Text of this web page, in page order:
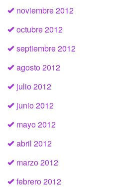
noviembre 2012
octubre 2012
septiembre 2012
agosto 2012
julio 2012
junio 2012
mayo 2012
abril 2012
marzo 2012
febrero 2012